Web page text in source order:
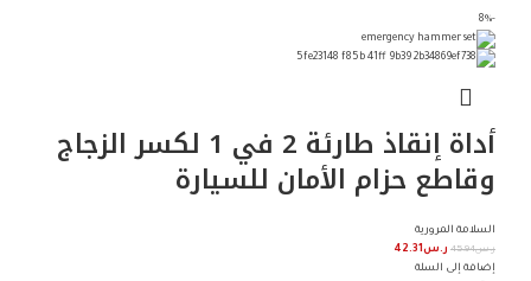
-8%
أداة إنقاذ طارئة 2 في 1 لكسر الزجاج
وقاطع حزام الأمان للسيارة
السلامة المرورية
ر.س45.94 ر.س42.31
إضافة إلى السلة